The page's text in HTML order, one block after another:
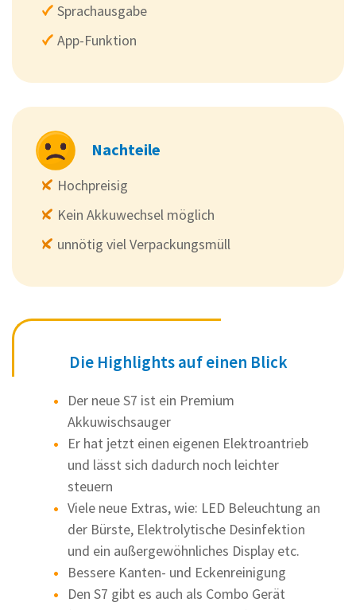
Sprachausgabe
App-Funktion
Nachteile
Hochpreisig
Kein Akkuwechsel möglich
unnötig viel Verpackungsmüll
Die Highlights auf einen Blick
Der neue S7 ist ein Premium
Akkuwischsauger
Er hat jetzt einen eigenen Elektroantrieb
und lässt sich dadurch noch leichter
steuern
Viele neue Extras, wie: LED Beleuchtung an
der Bürste, Elektrolytische Desinfektion
und ein außergewöhnliches Display etc.
Bessere Kanten- und Eckenreinigung
Den S7 gibt es auch als Combo Gerät